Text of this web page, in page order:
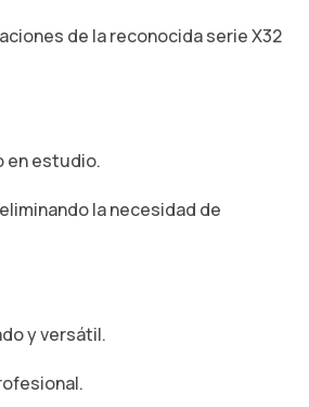
de la reconocida serie X32
en estudio.
la necesidad de
y versátil.